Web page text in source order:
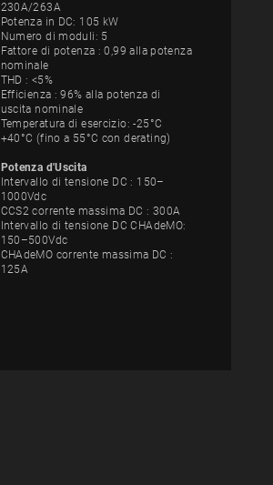
230A/263A
Potenza in DC: 105 kW
Numero di moduli: 5
Fattore di potenza : 0,99 alla potenza
nominale
THD : <5%
Efficienza : 96% alla potenza di
uscita nominale
Temperatura di esercizio: -25°C
+40°C (fino a 55°C con derating)
Potenza d'Uscita
Intervallo di tensione DC : 150–
1000Vdc
CCS2 corrente massima DC : 300A
Intervallo di tensione DC CHAdeMO:
150–500Vdc
CHAdeMO corrente massima DC :
125A